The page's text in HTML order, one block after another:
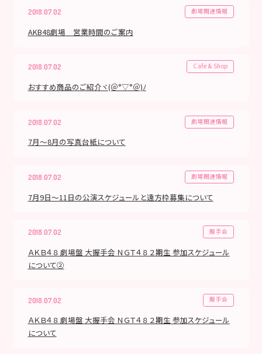
2018.07.02 劇場関連情報
AKB48劇場 営業時間のご案内
2018.07.02 Cafe & Shop
おすすめ商品のご紹介ヾ(＠°▽°＠)ﾉ
2018.07.02 劇場関連情報
7月～8月の写真台紙について
2018.07.02 劇場関連情報
7月9日～11日の公演スケジュールと遠方枠募集について
2018.07.02 握手会
ＡＫＢ４８ 劇場盤 大握手会 ＮＧＴ４８ ２期生 参加スケジュール
について②
2018.07.02 握手会
ＡＫＢ４８ 劇場盤 大握手会 ＮＧＴ４８ ２期生 参加スケジュール
について